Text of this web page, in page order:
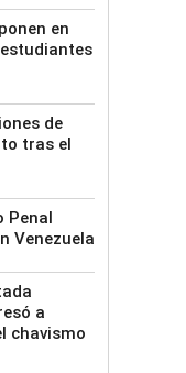
en
de
tras el
Penal
Venezuela
a
chavismo